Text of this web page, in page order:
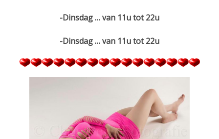
-Dinsdag … van 11u tot 22u
-Dinsdag … van 11u tot 22u